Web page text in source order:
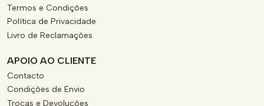
Termos e Condições
Política de Privacidade
Livro de Reclamações
APOIO AO CLIENTE
Contacto
Condições de Envio
Trocas e Devoluções